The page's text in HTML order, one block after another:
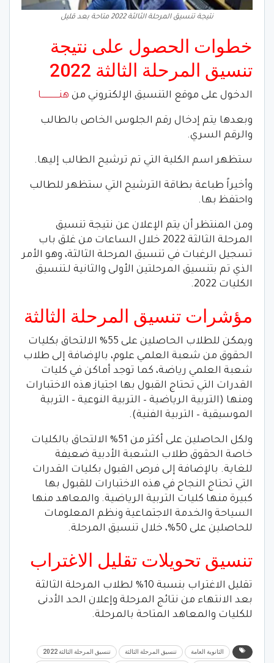
نتيجة تنسيق المرحلة الثالثة 2022 متاحة بعد قليل
خطوات الحصول على نتيجة
تنسيق المرحلة الثالثة 2022
الدخول على موقع التنسيق الإلكتروني من هنــــــــــــــا
وبعدها يتم إدخال رقم الجلوس الخاص بالطالب
والرقم السري.
ستظهر اسم الكلية التي تم ترشيح الطالب إليها.
وأخيراً طباعة بطاقة الترشيح التي ستظهر للطالب
واحتفظ بها.
ومن المنتظر أن يتم الإعلان عن نتيجة تنسيق
المرحلة الثالثة 2022 خلال الساعات من غلق باب
تسجيل الرغبات في تنسيق المرحلة الثالثة، وهو الأمر
الذي تم بتنسيق المرحلتين الأولى والثانية لـتنسيق
الكليات 2022.
مؤشرات تنسيق المرحلة الثالثة
ويمكن للطلاب الحاصلين على 55% الالتحاق بكليات
الحقوق من شعبة العلمي علوم، بالإضافة إلى طلاب
شعبة العلمي رياضة، كما توجد أماكن في كليات
القدرات التي تحتاج القبول بها اجتياز هذه الاختبارات
ومنها (التربية الرياضية – التربية النوعية – التربية
الموسيقية – التربية الفنية).
ولكل الحاصلين على أكثر من 51% الالتحاق بالكليات
خاصة الحقوق طلاب الشعبة الأدبية ضعيفة
للغاية. بالإضافة إلى فرص القبول بكليات القدرات
التي تحتاج النجاح في هذه الاختبارات للقبول بها
كبيرة منها كليات التربية الرياضية. والمعاهد منها
السياحة والخدمة الاجتماعية ونظم المعلومات
للحاصلين على 50%، خلال تنسيق المرحلة.
تنسيق تحويلات تقليل الاغتراب
تقليل الاغتراب بنسبة 10% لطلاب المرحلة الثالثة
بعد الانتهاء من نتائج المرحلة وإعلان الحد الأدنى
للكليات والمعاهد المتاحة بالمرحلة.
الثانوية العامة تنسيق المرحلة الثالثة تنسيق المرحلة الثالثة 2022